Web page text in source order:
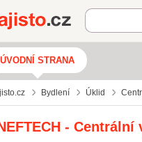
Najisto.cz
ÚVODNÍ STRANA
Bydlení Úklid
-